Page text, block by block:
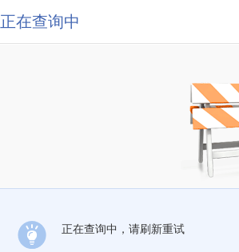
正在查询中
正在查询中，请刷新重试